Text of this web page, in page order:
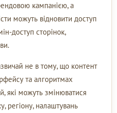
кампанією, а
можуть відновити доступ
доступ сторінок,
не в тому, що контент
та алгоритмах
які можуть змінюватися
регіону, налаштувань